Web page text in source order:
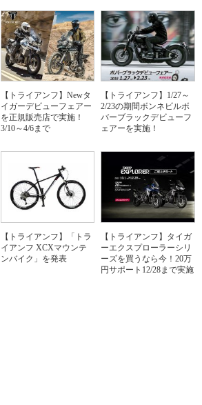
【トライアンフ】Newタ
イガーデビューフェアー
を正規販売店で実施！
3/10～4/6まで
【トライアンフ】1/27～
2/23の期間ボンネビルボ
バーブラックデビューフ
ェアーを実施！
【トライアンフ】「トラ
イアンフ XCXマウンテ
ンバイク」を発表
【トライアンフ】タイガ
ーエクスプローラーシリ
ーズを買うなら今！20万
円サポート12/28まで実施